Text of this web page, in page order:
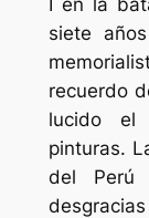
siete
recuerdo
lucido el
pinturas.
del Perú